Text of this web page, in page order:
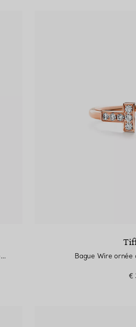
Bracelet jonc à charnière étroite T1 orné de diamants en or rose Bague Wire ornée
€